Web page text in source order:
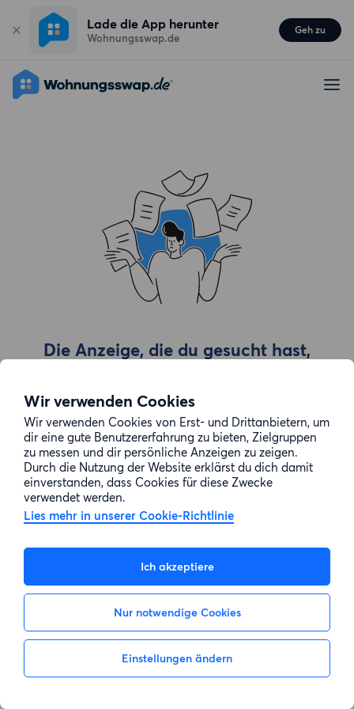
Wir verwenden Cookies
Wir verwenden Cookies von Erst- und Drittanbietern, um
dir eine gute Benutzererfahrung zu bieten, Zielgruppen
zu messen und dir persönliche Anzeigen zu zeigen.
Durch die Nutzung der Website erklärst du dich damit
einverstanden, dass Cookies für diese Zwecke
verwendet werden.
Lies mehr in unserer Cookie-Richtlinie
Ich akzeptiere
Nur notwendige Cookies
Einstellungen ändern
Lade die App herunter
Wohnungsswap.de
Geh zu
Die Anzeige, die du gesucht hast,
Zur Suche gehen